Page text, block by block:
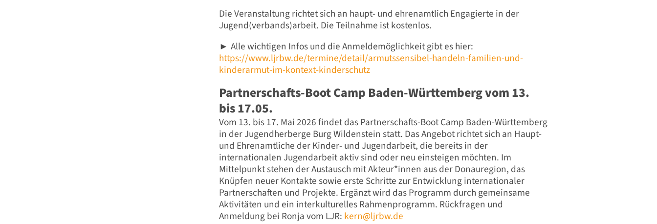
Die Veranstaltung richtet sich an haupt- und ehrenamtlich Engagierte in der
Jugend(verbands)arbeit. Die Teilnahme ist kostenlos.
► Alle wichtigen Infos und die Anmeldemöglichkeit gibt es hier:
https://www.ljrbw.de/termine/detail/armutssensibel-handeln-familien-und-
kinderarmut-im-kontext-kinderschutz
Partnerschafts-Boot Camp Baden-Württemberg vom 13.
bis 17.05.
Vom 13. bis 17. Mai 2026 findet das Partnerschafts-Boot Camp Baden-Württemberg
in der Jugendherberge Burg Wildenstein statt. Das Angebot richtet sich an Haupt-
und Ehrenamtliche der Kinder- und Jugendarbeit, die bereits in der
internationalen Jugendarbeit aktiv sind oder neu einsteigen möchten. Im
Mittelpunkt stehen der Austausch mit Akteur*innen aus der Donauregion, das
Knüpfen neuer Kontakte sowie erste Schritte zur Entwicklung internationaler
Partnerschaften und Projekte. Ergänzt wird das Programm durch gemeinsame
Aktivitäten und ein interkulturelles Rahmenprogramm. Rückfragen und
Anmeldung bei Ronja vom LJR: kern@ljrbw.de